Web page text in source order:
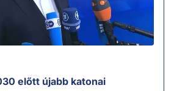
előtt újabb katonai